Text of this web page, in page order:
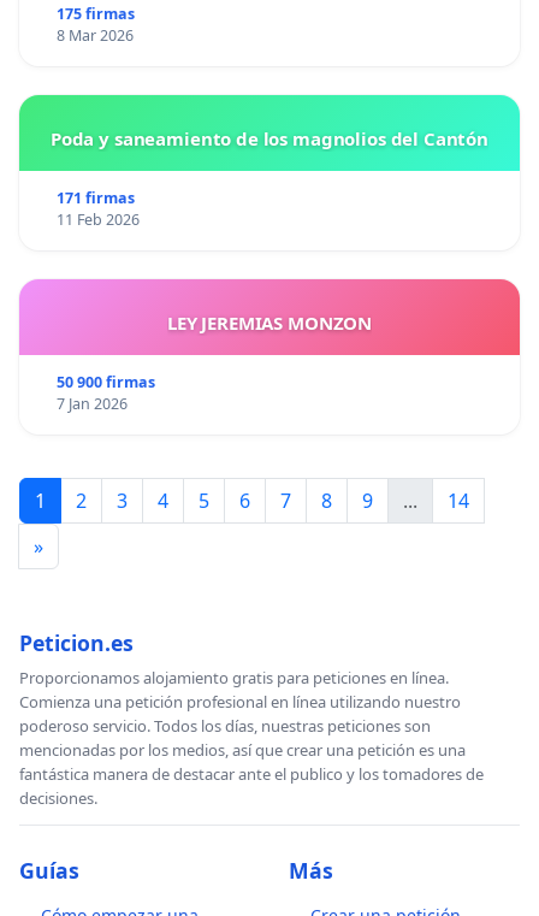
175 firmas
8 Mar 2026
Poda y saneamiento de los magnolios del Cantón
171 firmas
11 Feb 2026
LEY JEREMIAS MONZON
50 900 firmas
7 Jan 2026
1 2 3 4 5 6 7 8 9 ...
14
»
Peticion.es
Proporcionamos alojamiento gratis para peticiones en línea.
Comienza una petición profesional en línea utilizando nuestro
poderoso servicio. Todos los días, nuestras peticiones son
mencionadas por los medios, así que crear una petición es una
fantástica manera de destacar ante el publico y los tomadores de
decisiones.
Guías Más